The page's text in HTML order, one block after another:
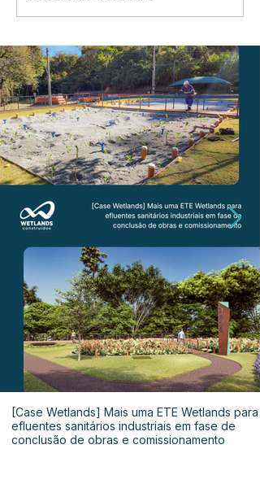
[Case Wetlands] Mais uma ETE Wetlands para
efluentes sanitários industriais em fase de
conclusão de obras e comissionamento